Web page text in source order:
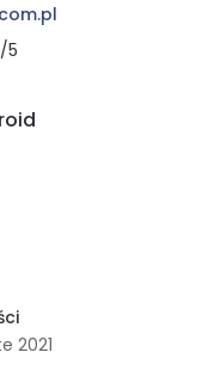
5
2021